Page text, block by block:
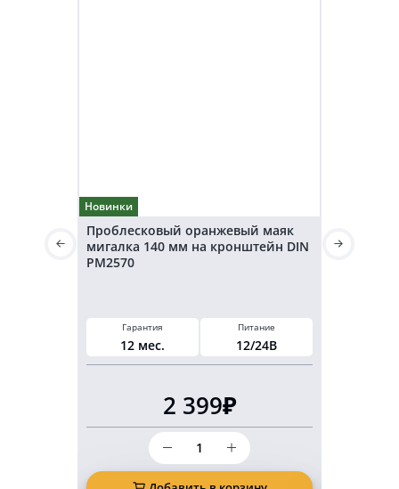
Новинки
Проблесковый оранжевый маяк
мигалка 140 мм на кронштейн DIN
PM2570
Гарантия
12 мес.
Питание
12/24В
2 399₽
Количество
товара
Проблесковый
маячок